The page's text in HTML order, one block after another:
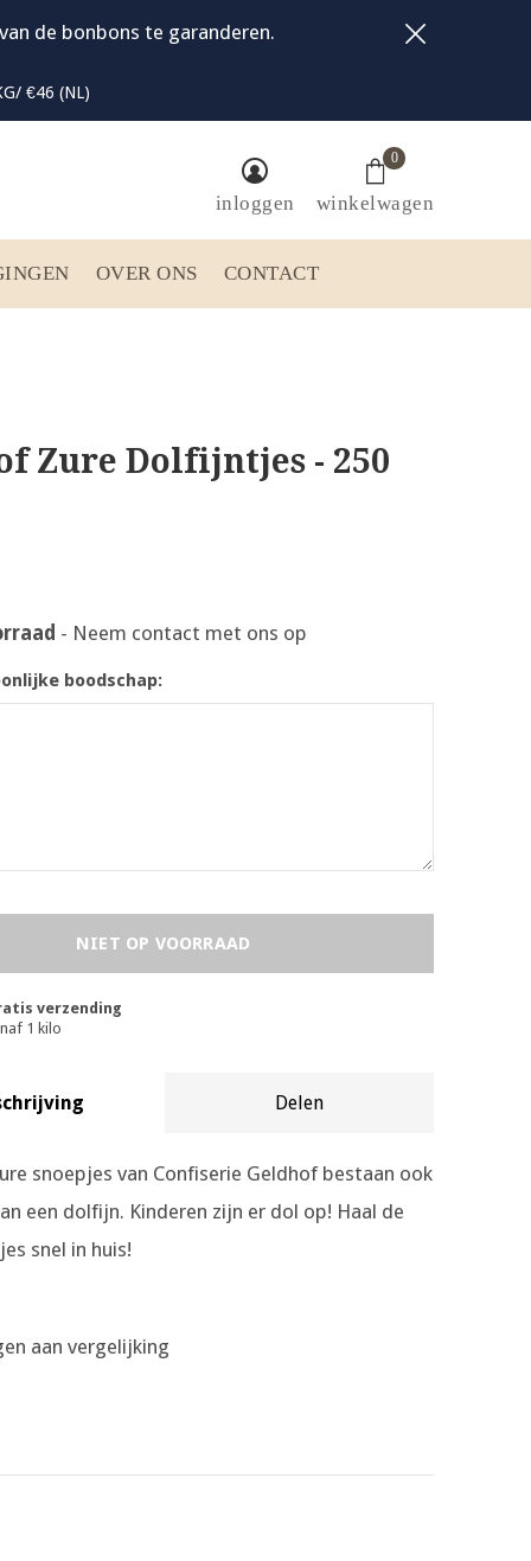
OVER ONS CONTACT
inloggen winkelwagen
0
€46 (NL)
de bonbons te garanderen.
Zure Dolfijntjes - 250
- Neem contact met ons op
boodschap:
NIET OP VOORRAAD
verzending
1 kilo
Delen
snoepjes van Confiserie Geldhof bestaan ook
een dolfijn. Kinderen zijn er dol op! Haal de
snel in huis!
aan vergelijking